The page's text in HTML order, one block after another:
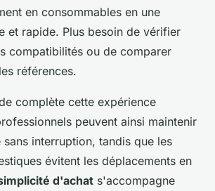
en consommables en une
et rapide. Plus besoin de vérifier
compatibilités ou de comparer
références.
complète cette expérience
peuvent ainsi maintenir
interruption, tandis que les
évitent les déplacements en
d'achat s'accompagne